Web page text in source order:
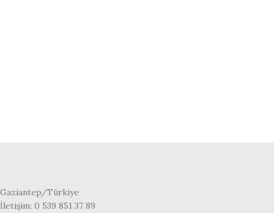
Gaziantep/Türkiye
İletişim: 0 539 851 37 89